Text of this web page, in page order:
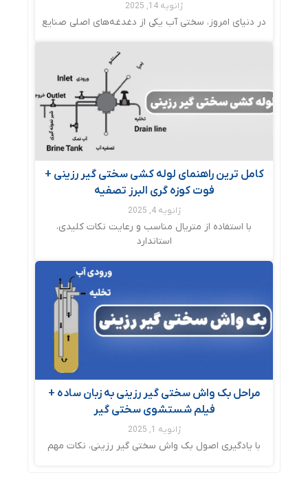
ژانویه 14, 2025
در دنیای امروز، سختی آب یکی از دغدغه‌های اصلی صنایع
کامل ترین راهنمای لوله کشی سختی گیر رزینی +
فوت کوزه گری البرز تصفیه
ژانویه 4, 2025
با استفاده از متریال مناسب و رعایت نکات کلیدی،
استاندارد
مراحل بک واش سختی گیر رزینی به زبان ساده +
فیلم شستشوی سختی گیر
ژانویه 1, 2025
با یادگیری اصول بک واش سختی گیر رزینی، نکات مهم